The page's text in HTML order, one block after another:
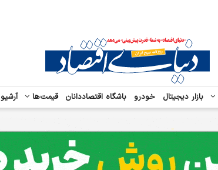
بازار دیجیتال خودرو باشگاه اقتصاددانان قیمت‌ها آرشیو